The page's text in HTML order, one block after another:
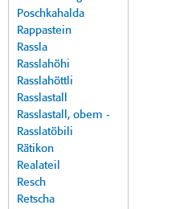
Poschkahalda
Rappastein
Rassla
Rasslahöhi
Rasslahöttli
Rasslastall
Rasslastall, obem -
Rasslatöbili
Rätikon
Realateil
Resch
Retscha